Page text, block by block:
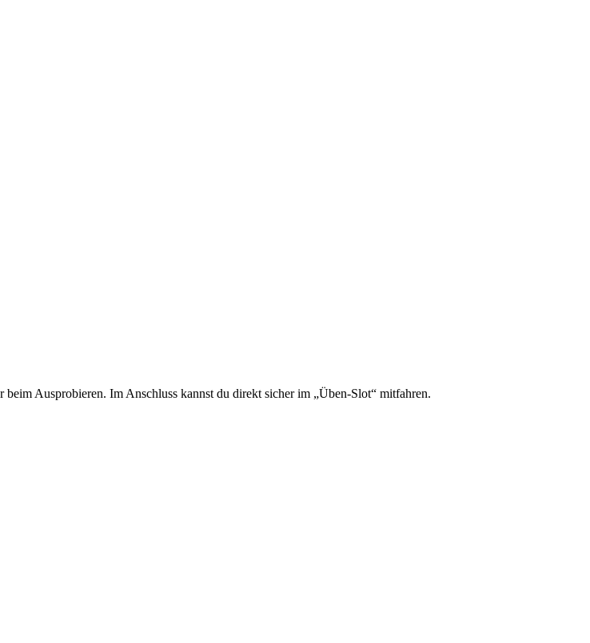
Ausprobieren. Im Anschluss kannst du direkt sicher im „Üben-Slot“ mitfahren.